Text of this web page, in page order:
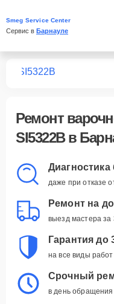
Smeg Service Center
Сервис в Барнауле
SI5322B
Ремонт
SI5322Bв
Диагностика
даже при отказе
Ремонт на
выезд мастера за
Гарантия до
на все виды работ
Срочный
в день обращения